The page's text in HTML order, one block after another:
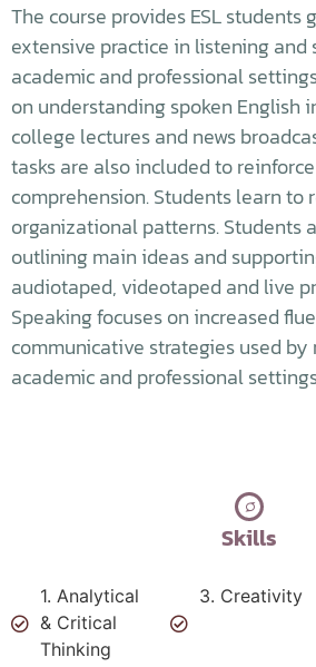
The course provides ESL students
extensive practice in listening and
academic and professional
on understanding spoken English
college lectures and news
tasks are also included to
comprehension. Students learn to
organizational patterns. Students
outlining main ideas and
audiotaped, videotaped and live
Speaking focuses on increased
communicative strategies used
academic and professional
Skills
1. Analytical
& Critical
Thinking
3. Creativity